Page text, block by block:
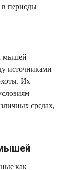
в периоды
мышей
источниками
Их
средах,
как